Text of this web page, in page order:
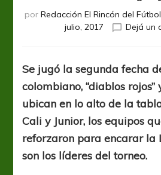
por Redacción El Rincón del Fútbol
julio, 2017
Dejá un
Se jugó la segunda fecha
colombiano, “diablos rojos”
ubican en lo alto de la
Cali y Junior, los equipos
reforzaron para encarar la
son los líderes del torneo.